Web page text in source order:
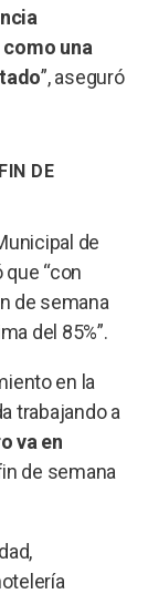
una
”, aseguró
DE
de
“con
de semana
del 85%”.
en la
trabajando a
va en
de semana